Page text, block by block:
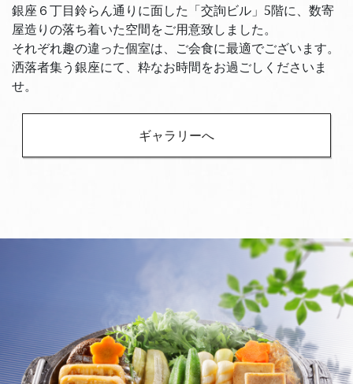
銀座６丁目鈴らん通りに面した「交詢ビル」5階に、数寄
屋造りの落ち着いた空間をご用意致しました。
それぞれ趣の違った個室は、ご会食に最適でございます。
洒落者集う銀座にて、粋なお時間をお過ごしくださいま
せ。
ギャラリーへ